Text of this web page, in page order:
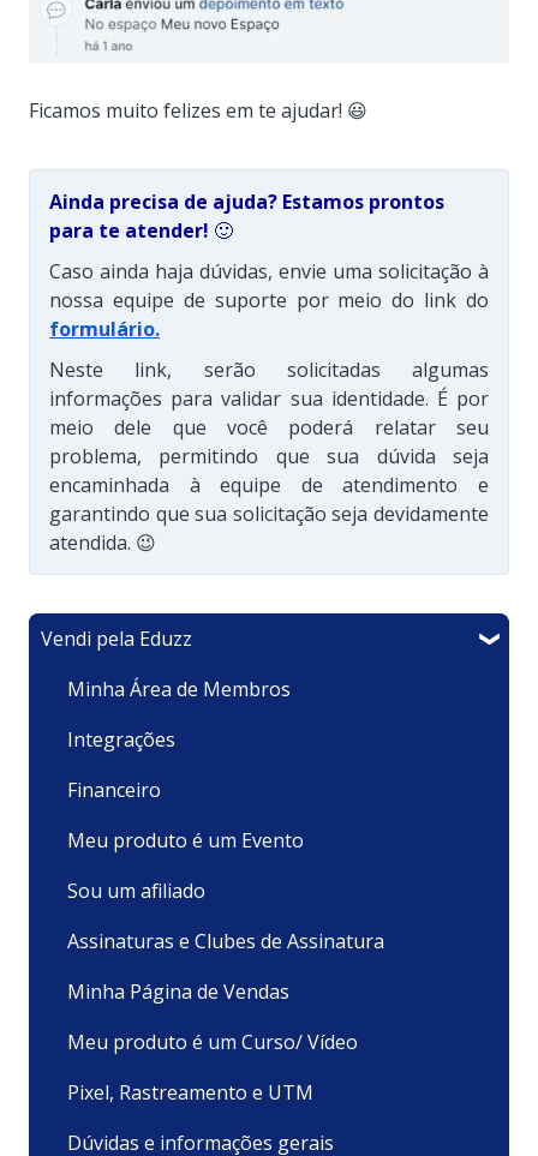
Ficamos muito felizes em te ajudar! 😃
Ainda precisa de ajuda? Estamos prontos
para te atender! 🙂
Caso ainda haja dúvidas, envie uma solicitação à
nossa equipe de suporte por meio do link do
formulário.
Neste link, serão solicitadas algumas
informações para validar sua identidade. É por
meio dele que você poderá relatar seu
problema, permitindo que sua dúvida seja
encaminhada à equipe de atendimento e
garantindo que sua solicitação seja devidamente
atendida. 😉
Vendi pela Eduzz
Minha Área de Membros
Integrações
Financeiro
Meu produto é um Evento
Sou um afiliado
Assinaturas e Clubes de Assinatura
Minha Página de Vendas
Meu produto é um Curso/ Vídeo
Pixel, Rastreamento e UTM
Dúvidas e informações gerais